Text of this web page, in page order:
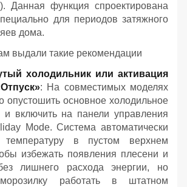
Данная функция спроектирована
для периодов затяжного
дома.
выдали такие рекомендации
холодильник или активация
: На совместимых моделях
опустошить основное холодильное
и включить на панели управления
Mode. Система автоматически
температуру в пустом верхнем
избежать появления плесени и
лишнего расхода энергии, но
работать в штатном